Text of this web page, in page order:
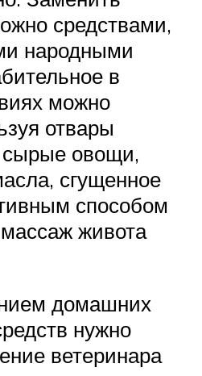
средствами,
народными
в
можно
отвары
сырые овощи,
сгущенное
способом
живота
домашних
нужно
ветеринара